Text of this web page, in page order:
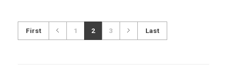
First 1 2 3 Last